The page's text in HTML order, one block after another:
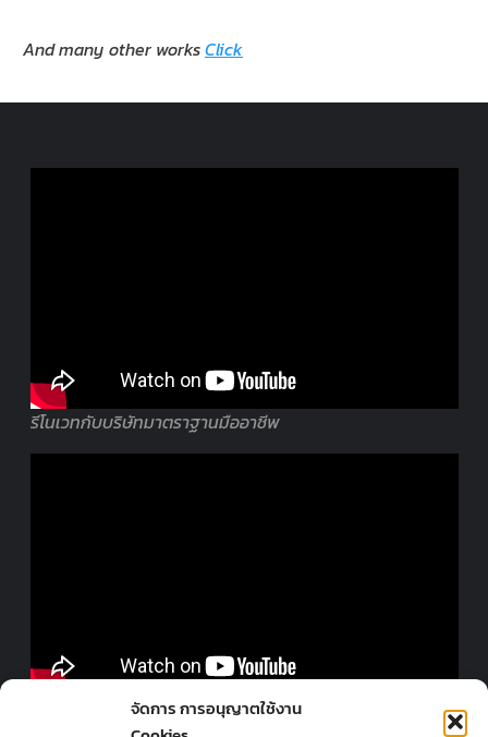
จัดการ การอนุญาตใช้งาน
And many other worksClick
รีโนเวทกับบริษัทมาตราฐานมืออาชีพ
ออกแบบร้านโดยมืออาชีพ